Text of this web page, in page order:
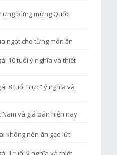
bừng mừng Quốc
ngọt cho từng món ăn
10 tuổi ý nghĩa và thiết
8 tuổi “cực” ý nghĩa và
Nam và giá bán hiện nay
không nên ăn gạo lứt